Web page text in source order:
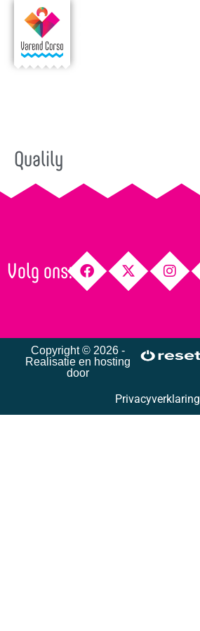
Qualily
Volg ons:
Copyright © 2026 -
Realisatie en hosting
door
Privacyverklaring